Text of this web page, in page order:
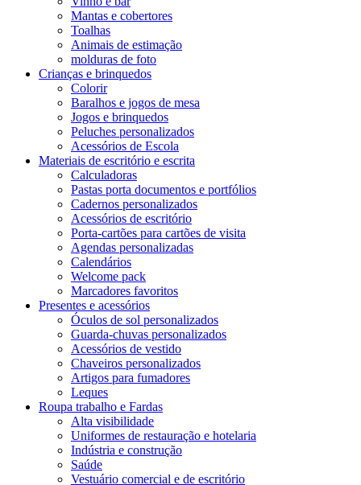
Mantas e cobertores
Toalhas
Animais de estimação
molduras de foto
Crianças e brinquedos
Colorir
Baralhos e jogos de mesa
Jogos e brinquedos
Peluches personalizados
Acessórios de Escola
Materiais de escritório e escrita
Calculadoras
Pastas porta documentos e portfólios
Cadernos personalizados
Acessórios de escritório
Porta-cartões para cartões de visita
Agendas personalizadas
Calendários
Welcome pack
Marcadores favoritos
Presentes e acessórios
Óculos de sol personalizados
Guarda-chuvas personalizados
Acessórios de vestido
Chaveiros personalizados
Artigos para fumadores
Leques
Roupa trabalho e Fardas
Alta visibilidade
Uniformes de restauração e hotelaria
Indústria e construção
Saúde
Vestuário comercial e de escritório